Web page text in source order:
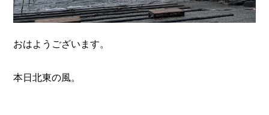
おはようございます。
本日北東の風。